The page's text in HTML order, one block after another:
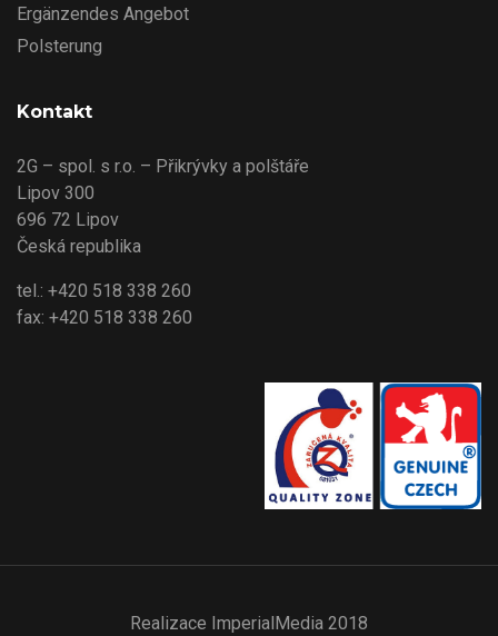
Ergänzendes Angebot
Polsterung
Kontakt
2G – spol. s r.o. – Přikrývky a polštáře
Lipov 300
696 72 Lipov
Česká republika
tel.: +420 518 338 260
fax: +420 518 338 260
Realizace ImperialMedia 2018